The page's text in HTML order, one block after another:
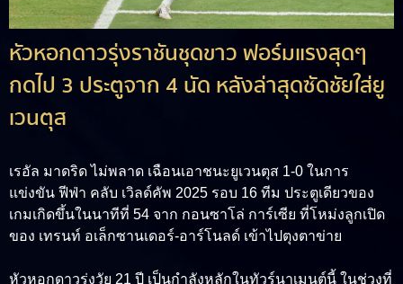
หัวหอกดาวรุ่งราชันชุดขาว ฟอร์มแรงสุดๆ
กดไป 3 ประตูจาก 4 นัด หลังล่าสุดซัดชัยใส่ยู
เวนตุส
เรอัล มาดริด ไม่พลาด เฉือนเอาชนะยูเวนตุส 1‑0 ในการ
แข่งขัน ฟีฟ่า คลับ เวิลด์คัพ 2025 รอบ 16 ทีม ประตูเดียวของ
เกมเกิดขึ้นในนาทีที่ 54 จาก กอนซาโล่ การ์เซีย ที่โหม่งลูกเปิด
ของ เทรนท์ อเล็กซานเดอร์-อาร์โนลด์ เข้าไปตุงตาข่าย
หัวหอกดาวรุ่งวัย 21 ปี เป็นกำลังหลักในทัวร์นาเมนต์นี้ ในช่วงที่